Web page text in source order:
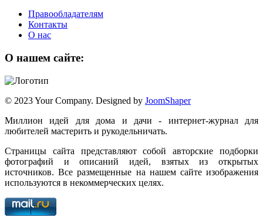
Правообладателям
Контакты
О нас
О нашем сайте:
© 2023 Your Company. Designed by JoomShaper
Миллион идей для дома и дачи - интернет-журнал для
любителей мастерить и рукодельничать.
Страницы сайта представляют собой авторские подборки
фотографий и описаний идей, взятых из открытых
источников. Все размещенные на нашем сайте изображения
используются в некоммерческих целях.